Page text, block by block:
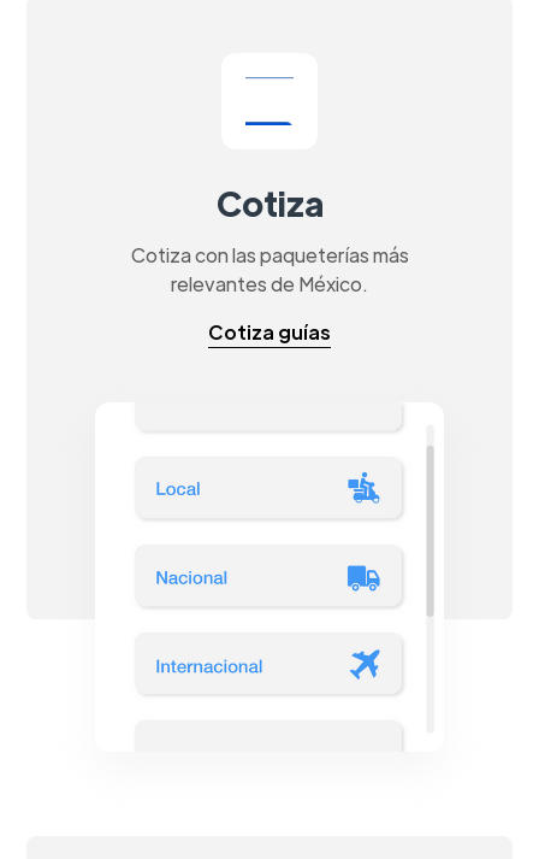
Cotiza
Cotiza con las paqueterías más
relevantes de México.
Cotiza guías